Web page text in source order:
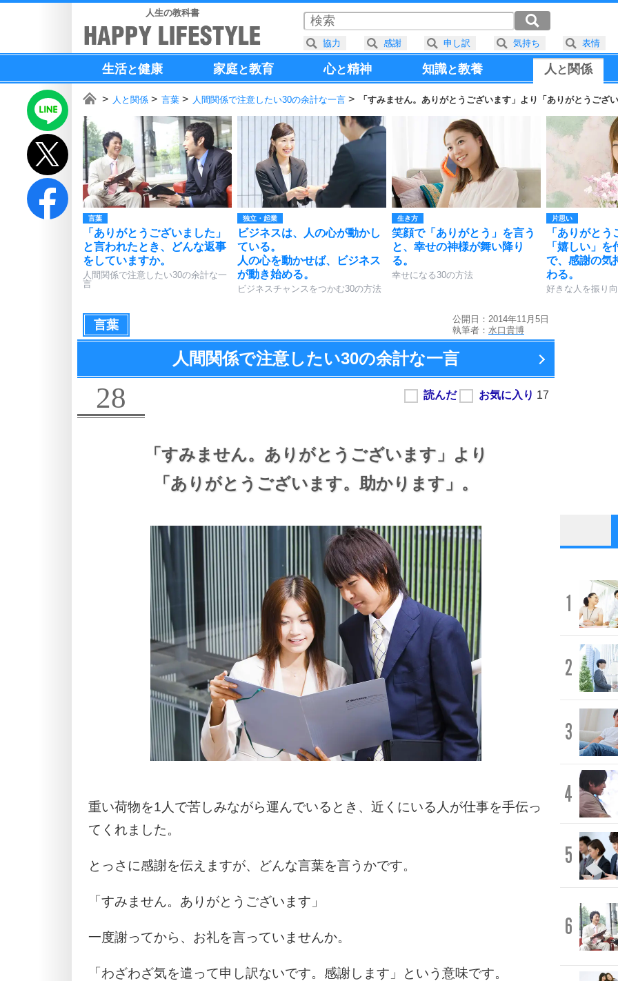
人生の教科書
生活と健康 家庭と教育 心と精神 知識と教養 人と 関係
人と関係 言葉 人間関係で注意したい30の余計な一言 「すみません。ありがとうございます」より「ありがとうござ
言葉
「ありがとうございました」
と言われたとき、どんな返事
をしていますか。
人間関係で注意したい30の余計な一
言
独立・起業
ビジネスは、人の心が動かし
ている。
人の心を動かせば、ビジネス
が動き始める。
ビジネスチャンスをつかむ30の方法
生き方
笑顔で「ありがとう」を言う
と、幸せの神様が舞い降り
る。
幸せになる30の方法
片思い
「ありがと
「嬉しい」
で、感謝の気
わる。
好きな人を振り
言葉
公開日：2014年11月5日
執筆者： 水口貴博
人間関係で注意したい30の余計な一言
28
「すみません。ありがとうございます」より
「ありがとうございます。助かります」。
重い荷物を1人で苦しみながら運んでいるとき、近くにいる人が仕事を手伝っ
てくれました。
とっさに感謝を伝えますが、どんな言葉を言うかです。
「すみません。ありがとうございます」
一度謝ってから、お礼を言っていませんか。
「わざわざ気を遣って申し訳ないです。感謝します」という意味です。
1
2
3
4
5
6
協力 感謝 申し訳 気持ち 表情